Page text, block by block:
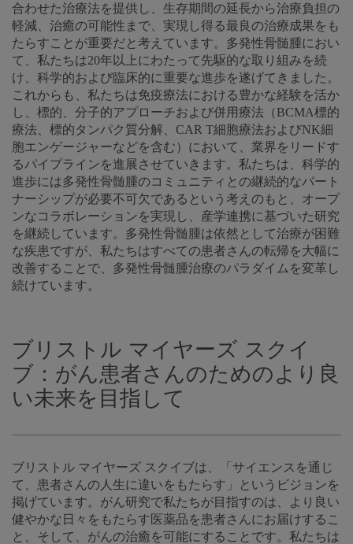
合わせた治療法を提供し、生存期間の延長から治療負担の
軽減、治癒の可能性まで、実現し得る最良の治療成果をも
たらすことが重要だと考えています。多発性骨髄腫におい
て、私たちは20年以上にわたって先駆的な取り組みを続
け、科学的および臨床的に重要な進歩を遂げてきました。
これからも、私たちは免疫療法における豊かな経験を活か
し、標的、分子的アプローチおよび併用療法（BCMA標的
療法、標的タンパク質分解、CAR T細胞療法およびNK細
胞エンゲージャーなどを含む）において、業界をリードす
るパイプラインを進展させていきます。私たちは、科学的
進歩には多発性骨髄腫のコミュニティとの継続的なパート
ナーシップが必要不可欠であるという考えのもと、オープ
ンなコラボレーションを実現し、産学連携に基づいた研究
を継続しています。多発性骨髄腫は依然として治療が困難
な疾患ですが、私たちはすべての患者さんの転帰を大幅に
改善することで、多発性骨髄腫治療のパラダイムを変革し
続けています。
ブリストル マイヤーズ スクイ
ブ：がん患者さんのためのより良
い未来を目指して
ブリストル マイヤーズ スクイブは、「サイエンスを通じ
て、患者さんの人生に違いをもたらす」というビジョンを
掲げています。がん研究で私たちが目指すのは、より良い
健やかな日々をもたらす医薬品を患者さんにお届けするこ
と、そして、がんの治癒を可能にすることです。私たちは